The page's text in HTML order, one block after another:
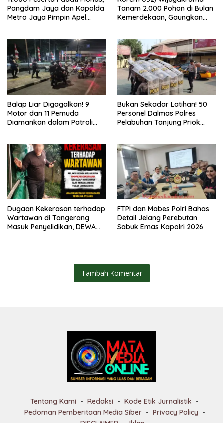
Pangdam Jaya dan Kapolda
Metro Jaya Pimpin Apel
Tanam 2.000 Pohon di Bulan
Kemerdekaan, Gaungkan
Balap Liar Digagalkan! 9
Motor dan 11 Pemuda
Diamankan dalam Patroli
Bukan Sekadar Latihan! 50
Personel Dalmas Polres
Pelabuhan Tanjung Priok
Dugaan Kekerasan terhadap
Wartawan di Tangerang
Masuk Penyelidikan, DEWA
FTPI dan Mabes Polri Bahas
Detail Jelang Perebutan
Sabuk Emas Kapolri 2026
Tambah Komentar
Tentang Kami Redaksi
Kode Etik Jurnalistik
Pedoman Pemberitaan Media Siber
Privacy Policy